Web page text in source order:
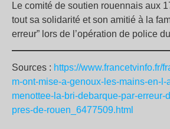
Le comité de soutien rouennais aux
tout sa solidarité et son amitié à la
erreur” lors de l’opération de police
Sources : https://www.francetvinfo.fr/
m-ont-mise-a-genoux-les-mains-en-l-
menottee-la-bri-debarque-par-erreur-
pres-de-rouen_6477509.html